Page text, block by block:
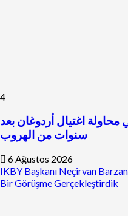
4
اغتيال أردوغان بعد
سنوات من الهروب
6 Ağustos 2026
IKBY Başkanı Neçirvan
Bir Görüşme Gerçekleştirdik